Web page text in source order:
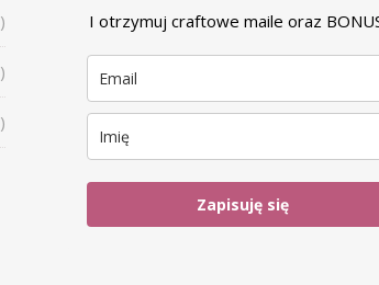
I otrzymuj craftowe maile oraz
Zapisuję się